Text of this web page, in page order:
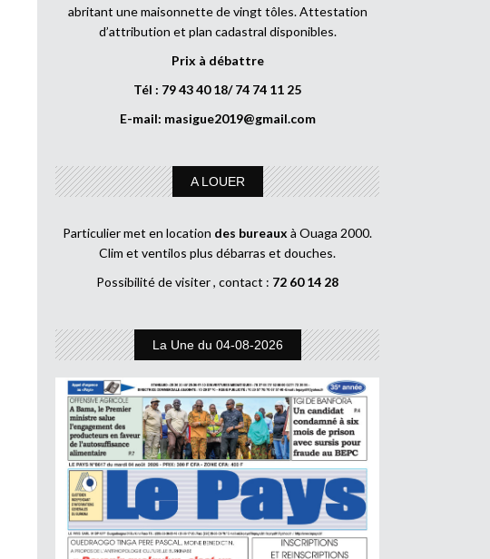
abritant une maisonnette de vingt tôles. Attestation
d’attribution et plan cadastral disponibles.
Prix à débattre
Tél : 79 43 40 18/ 74 74 11 25
E-mail: masigue2019@gmail.com
A LOUER
Particulier met en location des bureaux à Ouaga 2000.
Clim et ventilos plus débarras et douches.
Possibilité de visiter , contact : 72 60 14 28
La Une du 04-08-2026